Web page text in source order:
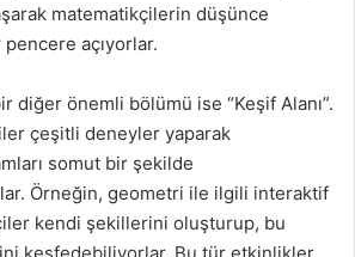
matematikçilerin düşünce
açıyorlar.
diğer önemli bölümü ise “Keşif Alanı”.
çeşitli deneyler yaparak
somut bir şekilde
Örneğin, geometri ile ilgili interaktif
kendi şekillerini oluşturup, bu
keşfedebiliyorlar. Bu tür etkinlikler,